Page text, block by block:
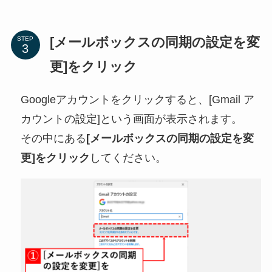
STEP
[メールボックスの同期の設定を変
更]をクリック
Googleアカウントをクリックすると、[Gmail ア
カウントの設定]という画面が表示されます。
その中にある[メールボックスの同期の設定を変
更]をクリック してください。